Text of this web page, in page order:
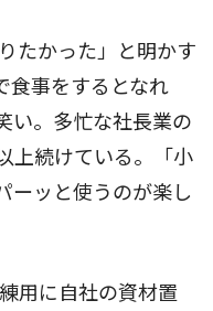
たかった」と明かす
食事をするとなれ
い。多忙な社長業の
上続けている。「小
ーッと使うのが楽し
用に自社の資材置